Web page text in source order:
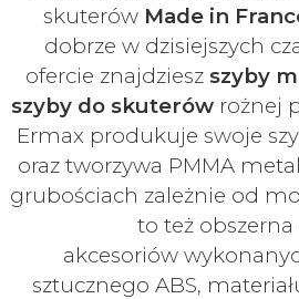
skuterów Made in
dobrze w dzisiejszych
ofercie znajdziesz szyby
szyby do skuterówrożnej
Ermax produkuje swoje
oraz tworzywa PMMA
grubościach zależnie od
to też obszerna
akcesoriów
sztucznego ABS,